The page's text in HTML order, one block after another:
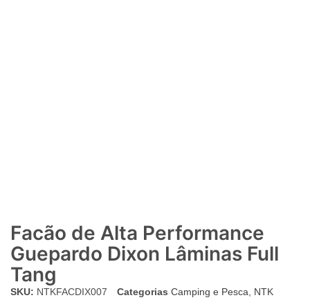
Facão de Alta Performance
Guepardo Dixon Lâminas Full
Tang
SKU: NTKFACDIX007 Categorias Camping e Pesca
NTK